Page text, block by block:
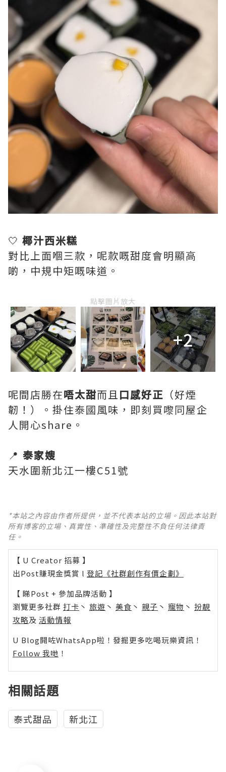
🤍 椰汁西米糕
對比上面嗰三款，呢款嘅甜度會明顯高
啲，中規中矩嘅味道。
點擊圖片放大
+2
呢間店勝在唔太甜而且 口感好正 （好煙
韌！）。掛住泰國風味，即刻買嚟同屋企
人開心share。
📍 泰家嫂
天水圍新北江一樓C51號
*本站之內容由作者所提供，並不代表本站的立場。因此本站對
所有博客的立場、真實性、準確性及完整性不負任何法律責
任。
【 U Creator 招募 】
出Post賺現金獎賞 l 登記《社群創作有價企劃》
【 睇Post + 參加品牌活動 】
瀏覽更多社群 打卡 丶 旅遊 丶 美食 丶 親子 丶 寵物 丶 扮靚
攻略及 活動情報
U Blog開咗WhatsApp啦！發掘更多吃喝玩樂資訊！
Follow 我哋 ！
相關話題
泰式甜品 新北江